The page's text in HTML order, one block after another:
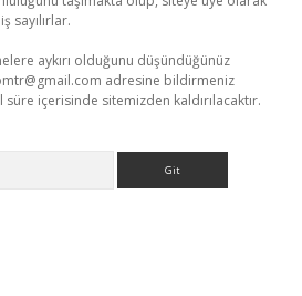
sayılırlar.
aykırı olduğunu düşündüğünüz
adresine bildirmeniz
içerisinde sitemizden kaldırılacaktır.